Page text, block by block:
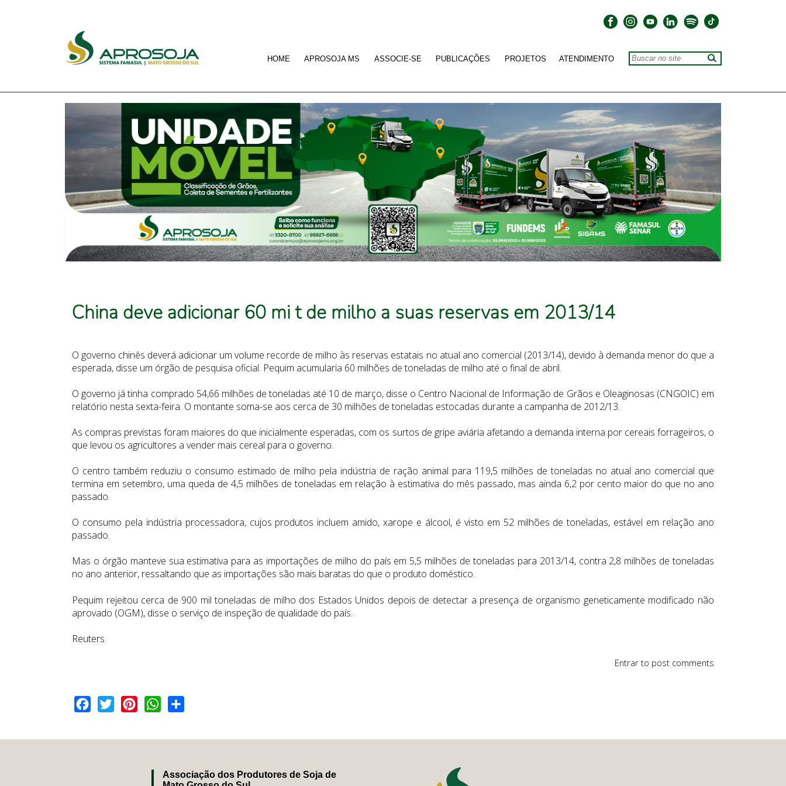
HOME APROSOJA MS ASSOCIE-SE PUBLICAÇÕES PROJETOS ATENDIMENTO
China deve adicionar 60 mi t de milho a suas reservas em 2013/14
O governo chinês deverá adicionar um volume recorde de milho às reservas estatais no atual ano comercial (2013/14), devido à demanda menor do que a
esperada, disse um órgão de pesquisa oficial. Pequim acumularia 60 milhões de toneladas de milho até o final de abril.
O governo já tinha comprado 54,66 milhões de toneladas até 10 de março, disse o Centro Nacional de Informação de Grãos e Oleaginosas (CNGOIC) em
relatório nesta sexta-feira. O montante soma-se aos cerca de 30 milhões de toneladas estocadas durante a campanha de 2012/13.
As compras previstas foram maiores do que inicialmente esperadas, com os surtos de gripe aviária afetando a demanda interna por cereais forrageiros, o
que levou os agricultores a vender mais cereal para o governo.
O centro também reduziu o consumo estimado de milho pela indústria de ração animal para 119,5 milhões de toneladas no atual ano comercial que
termina em setembro, uma queda de 4,5 milhões de toneladas em relação à estimativa do mês passado, mas ainda 6,2 por cento maior do que no ano
passado.
O consumo pela indústria processadora, cujos produtos incluem amido, xarope e álcool, é visto em 52 milhões de toneladas, estável em relação ano
passado.
Mas o órgão manteve sua estimativa para as importações de milho do país em 5,5 milhões de toneladas para 2013/14, contra 2,8 milhões de toneladas
no ano anterior, ressaltando que as importações são mais baratas do que o produto doméstico.
Pequim rejeitou cerca de 900 mil toneladas de milho dos Estados Unidos depois de detectar a presença de organismo geneticamente modificado não
aprovado (OGM), disse o serviço de inspeção de qualidade do país.
Reuters
Entrar to post comments
Facebook
Twitter PinterestWhatsApp
Associação dos Produtores de Soja de